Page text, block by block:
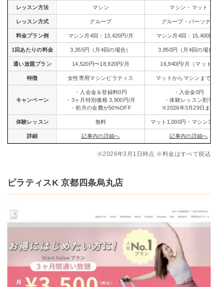
レッスン方法 マシン マシン・マット
レッスン方式 グループ グループ・パーソナル
料金プラン例 マシン月4回：13,420円/月 マシン月4回：15,400円/
1回あたりの料金 3,355円（月4回の場合） 3,850円（月4回の場合
通い放題プラン 14,520円〜18,920円/月 16,940円/月（マット）
特徴 女性専用マシンピラティス マットからマシンまで充
キャンペーン
・入会金＆登録料0円
・3ヶ月特別価格 3,900円/月
・初月の会費が50%OFF
・入会金0円
・体験レッスン割引
※2026年3月29日まで
体験レッスン 無料 マット1,000円・マシン
詳細 記事内の詳細へ 記事内の詳細へ
※2026年3月1日時点 ※料金はすべて税込
ピラティスK 京都四条烏丸店